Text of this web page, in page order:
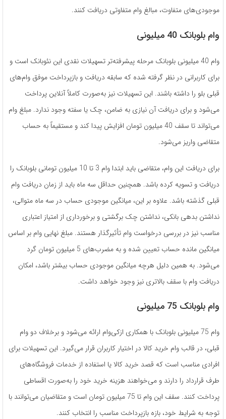
موجودی‌های متفاوت، مبالغ وام متفاوتی دریافت کنند.
وام بلوبانک 40 میلیونی
وام 40 میلیونی بلوبانک مرحله پیشرفته‌تر تسهیلات نقدی این نئوبانک است و
برای کاربرانی در نظر گرفته شده که سابقه دریافت و بازپرداخت موفق وام‌های
قبلی بلو را داشته باشند. این تسهیلات نیز به‌صورت کاملاً آنلاین پرداخت
می‌شود و برای دریافت آن نیازی به ضامن، چک یا سفته وجود ندارد. مبلغ وام
می‌تواند تا سقف 40 میلیون تومان افزایش پیدا کند و مستقیماً به حساب
متقاضی واریز می‌شود.
برای دریافت این وام، متقاضی باید ابتدا وام 3 تا 10 میلیون تومانی بلوبانک را
دریافت و تسویه کرده باشد. همچنین حداقل سه ماه باید از زمان دریافت وام
قبلی گذشته باشد. علاوه بر این، میانگین موجودی حساب در سه ماه متوالی،
نداشتن بدهی بانکی، نداشتن چک برگشتی و برخورداری از امتیاز اعتباری
مناسب نیز در بررسی درخواست وام تأثیرگذار هستند. مبلغ نهایی وام بر اساس
میانگین مانده حساب تعیین شده و به مضرب‌های 5 میلیون تومان گرد
می‌شود. به همین دلیل هرچه میانگین موجودی حساب بیشتر باشد، امکان
دریافت وام با سقف بالاتری نیز وجود خواهد داشت.
وام بلوبانک 75 میلیونی
وام 75 میلیونی بلوبانک با همکاری ازکی‌وام ارائه می‌شود و برخلاف دو وام
قبلی، در قالب وام خرید کالا در اختیار کاربران قرار می‌گیرد. این تسهیلات برای
افرادی مناسب است که قصد خرید کالا یا استفاده از خدمات فروشگاه‌های
طرف قرارداد را دارند و می‌خواهند هزینه خرید خود را به‌صورت اقساطی
پرداخت کنند. سقف این وام تا 75 میلیون تومان است و متقاضیان می‌توانند با
توجه به شرایط خود، بازه بازپرداخت مناسب را انتخاب کنند.